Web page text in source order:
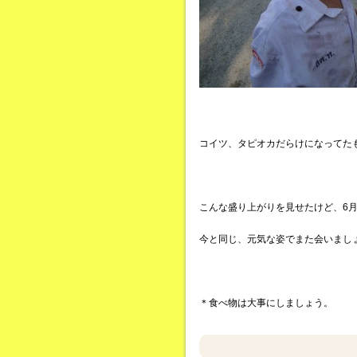
コイツ、タピオカだらけになってた
こんな盛り上がりを見せたけど、6
今と同じ、元気な姿でまた会いまし
＊食べ物は大事にしましょう。